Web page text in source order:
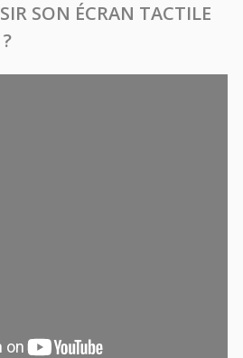
SON ÉCRAN TACTILE